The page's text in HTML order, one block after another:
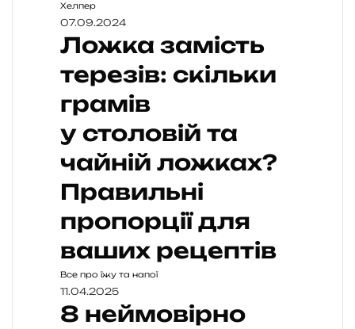
Хелпер
07.09.2024
Ложка замість
терезів: скільки
грамів
у столовій та
чайній ложках?
Правильні
пропорції для
ваших рецептів
Все про їжу та напої
11.04.2025
8 неймовірно